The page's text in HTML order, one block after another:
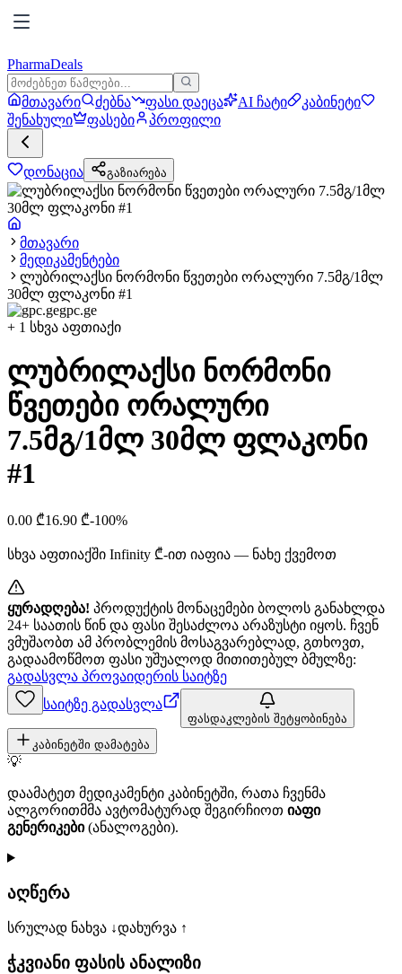
PharmaDeals
მთავარი ძებნა ფასი დაეცა AI ჩატი
კაბინეტი
შენახული
ფასები პროფილი
დონაცია გაზიარება
მთავარი
მედიკამენტები
ლუბრილაქსი ნორმონი წვეთები ორალური 7.5მგ/1მლ
30მლ ფლაკონი #1
gpc.ge
+ 1 სხვა აფთიაქი
ლუბრილაქსი ნორმონი
წვეთები ორალური
7.5მგ/1მლ 30მლ ფლაკონი
#1
0.00 ₾16.90 ₾-100%
სხვა აფთიაქში Infinity ₾-ით იაფია — ნახე ქვემოთ
ყურადღება! პროდუქტის მონაცემები ბოლოს განახლდა
24+ საათის წინ და ფასი შესაძლოა არაზუსტი იყოს. ჩვენ
ვმუშაობთ ამ პრობლემის მოსაგვარებლად, გთხოვთ,
გადაამოწმოთ ფასი უშუალოდ მითითებულ ბმულზე:
გადასვლა პროვაიდერის საიტზე
საიტზე გადასვლა
ფასდაკლების შეტყობინება
კაბინეტში დამატება
💡
დაამატეთ მედიკამენტი კაბინეტში, რათა ჩვენმა
ალგორითმმა ავტომატურად შეგირჩიოთ იაფი
გენერიკები(ანალოგები).
აღწერა
სრულად ნახვა ↓დახურვა ↑
ჭკვიანი ფასის ანალიზი